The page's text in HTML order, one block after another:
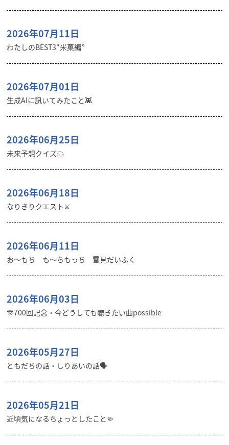
2026年07月11日
わたしのBEST3“米菓編”
2026年07月01日
生成AIに訊いてみたこと👾
2026年06月25日
未来予想クイズ☁︎
2026年06月18日
なりきりクエスト⚔️
2026年06月11日
お〜もち も〜ちもっち 雪見だいふく
2026年06月03日
🎊700回記念・今どうしても聴きたい曲possible
2026年05月27日
ともだちの話・しりあいの話🗣️
2026年05月21日
近頃気になるちょっとしたこと🤏